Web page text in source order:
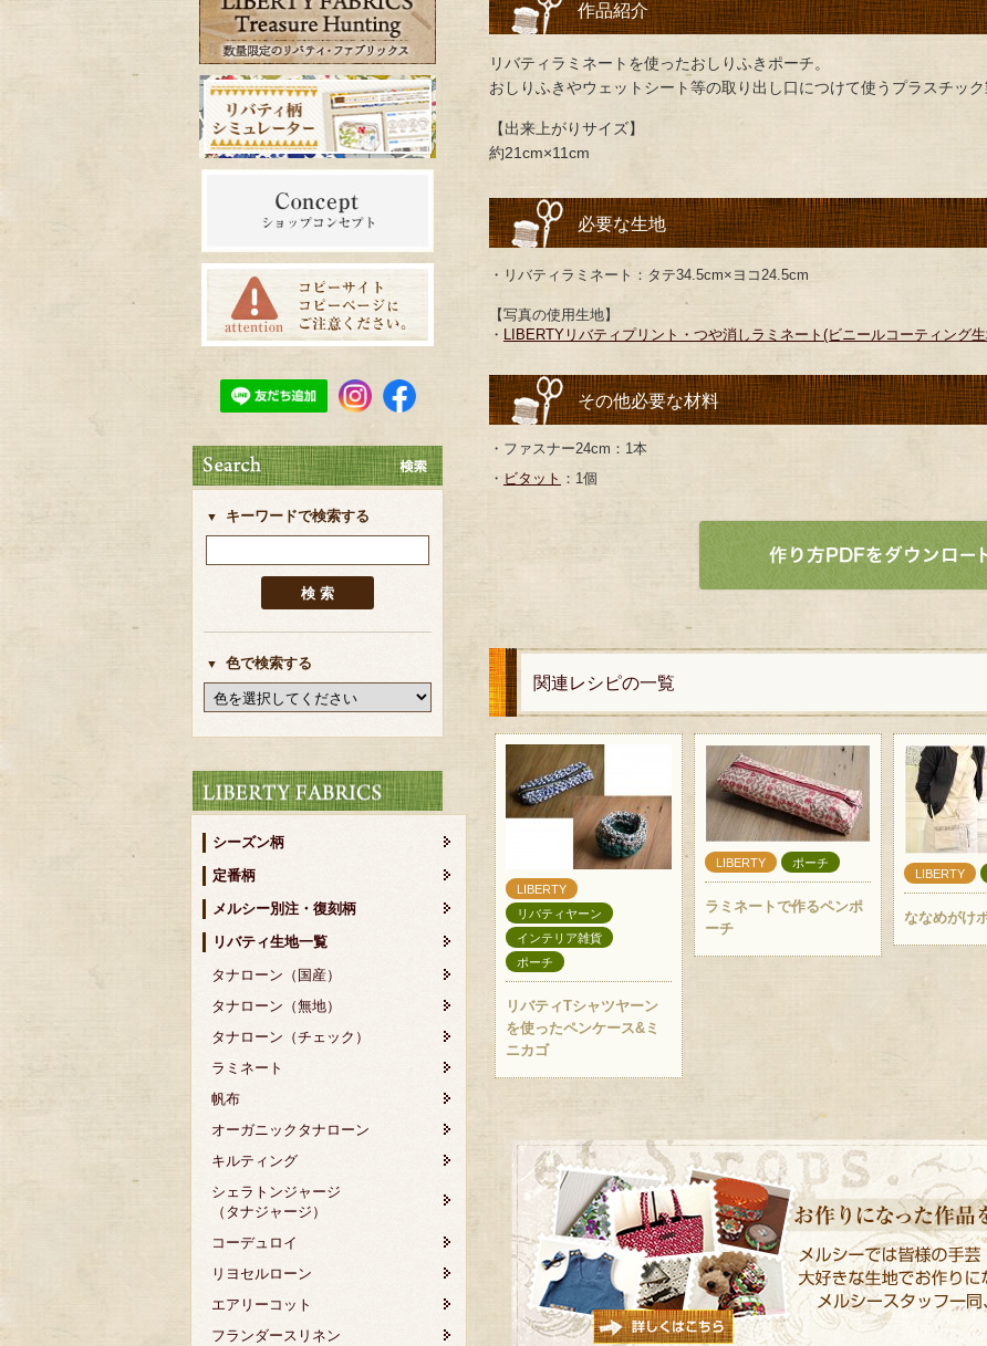
キーワードで検索する
色で検索する
シーズン柄
定番柄
メルシー別注・復刻柄
リバティ生地一覧
タナローン（国産）
タナローン（無地）
タナローン（チェック）
ラミネート
帆布
オーガニックタナローン
キルティング
シェラトンジャージ
（タナジャージ）
コーデュロイ
リヨセルローン
エアリーコット
フランダースリネン
作品紹介
リバティラミネートを使ったおしりふきポーチ。
おしりふきやウェットシート等の取り出し口につけて使うプラスチック
【出来上がりサイズ】
約21cm×11cm
必要な生地
・リバティラミネート：タテ34.5cm×ヨコ24.5cm
【写真の使用生地】
・ LIBERTYリバティプリント・つや消しラミネート(ビニールコーティング
その他必要な材料
・ファスナー24cm：1本
・ ビタット ：1個
関連レシピの一覧
LIBERTY
リバティヤーン
インテリア雑貨
ポーチ
リバティTシャツヤーン
を使ったペンケース&ミ
ニカゴ
LIBERTY ポーチ
ラミネートで作るペンポ
ーチ
LIBERTY
ななめがけ